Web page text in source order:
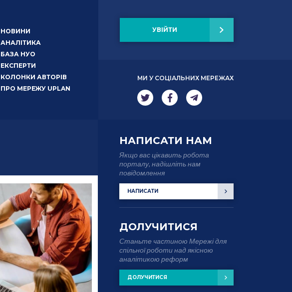
НОВИНИ
АНАЛІТИКА
БАЗА НУО
ЕКСПЕРТИ
КОЛОНКИ АВТОРІВ
ПРО МЕРЕЖУ UPLAN
УВІЙТИ
МИ У СОЦІАЛЬНИХ МЕРЕЖАХ
НАПИСАТИ НАМ
Якщо вас цікавить робота
порталу, надішліть нам
повідомлення
НАПИСАТИ
ДОЛУЧИТИСЯ
Станьте частиною Мережі для
спільної роботи над якісною
аналітикою реформ
ДОЛУЧИТИСЯ